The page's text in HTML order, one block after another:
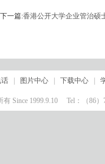
下一篇:香港公开大学企业管治硕
图片中心 下载中心
有 Since 1999.9.10 Tel：（